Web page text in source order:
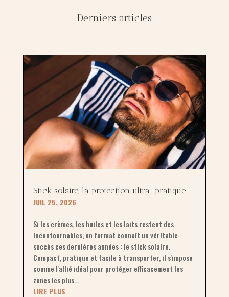
Derniers articles
Stick solaire, la protection ultra-pratique
JUIL 25, 2026
Si les crèmes, les huiles et les laits restent des
incontournables, un format connaît un véritable
succès ces dernières années : le stick solaire.
Compact, pratique et facile à transporter, il s'impose
comme l'allié idéal pour protéger efficacement les
zones les plus...
LIRE PLUS